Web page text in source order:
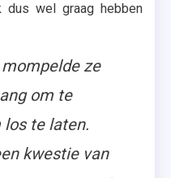
dus wel graag hebben
mompelde ze
om te
los te laten.
kwestie van